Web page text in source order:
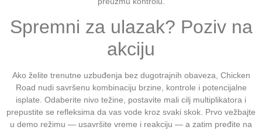
Spremni za ulazak? Poziv na
akciju
Ako želite trenutne uzbuđenja bez dugotrajnih obaveza, Chicken
Road nudi savršenu kombinaciju brzine, kontrole i potencijalne
isplate. Odaberite nivo težine, postavite mali cilj multiplikatora i
prepustite se refleksima da vas vode kroz svaki skok. Prvo vežbajte
u demo režimu — usavršite vreme i reakciju — a zatim pređite na